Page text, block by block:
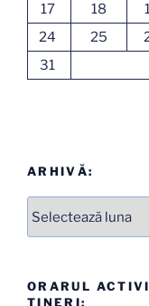
17
18
24
25
31
ARHIVĂ:
ORARUL
TINERI: